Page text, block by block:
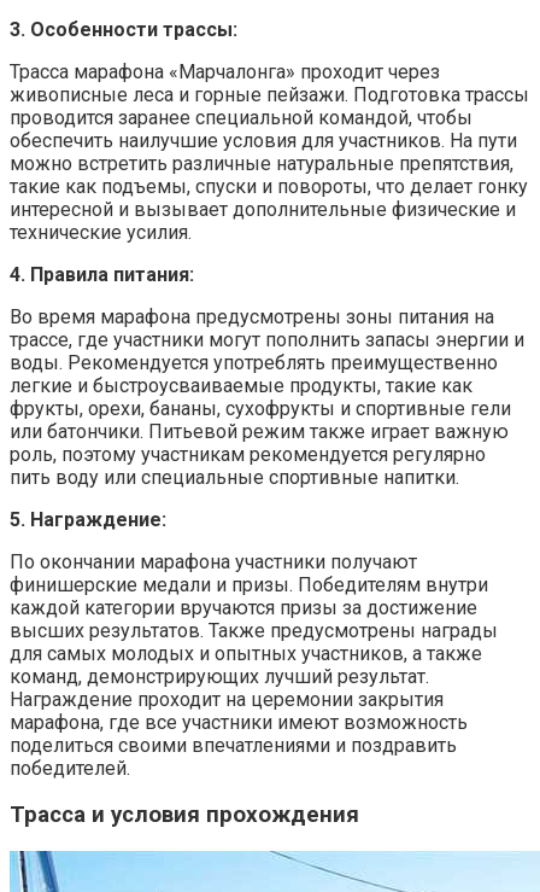
3. Особенности трассы:
Трасса марафона «Марчалонга» проходит через
живописные леса и горные пейзажи. Подготовка трассы
проводится заранее специальной командой, чтобы
обеспечить наилучшие условия для участников. На пути
можно встретить различные натуральные препятствия,
такие как подъемы, спуски и повороты, что делает гонку
интересной и вызывает дополнительные физические и
технические усилия.
4. Правила питания:
Во время марафона предусмотрены зоны питания на
трассе, где участники могут пополнить запасы энергии и
воды. Рекомендуется употреблять преимущественно
легкие и быстроусваиваемые продукты, такие как
фрукты, орехи, бананы, сухофрукты и спортивные гели
или батончики. Питьевой режим также играет важную
роль, поэтому участникам рекомендуется регулярно
пить воду или специальные спортивные напитки.
5. Награждение:
По окончании марафона участники получают
финишерские медали и призы. Победителям внутри
каждой категории вручаются призы за достижение
высших результатов. Также предусмотрены награды
для самых молодых и опытных участников, а также
команд, демонстрирующих лучший результат.
Награждение проходит на церемонии закрытия
марафона, где все участники имеют возможность
поделиться своими впечатлениями и поздравить
победителей.
Трасса и условия прохождения